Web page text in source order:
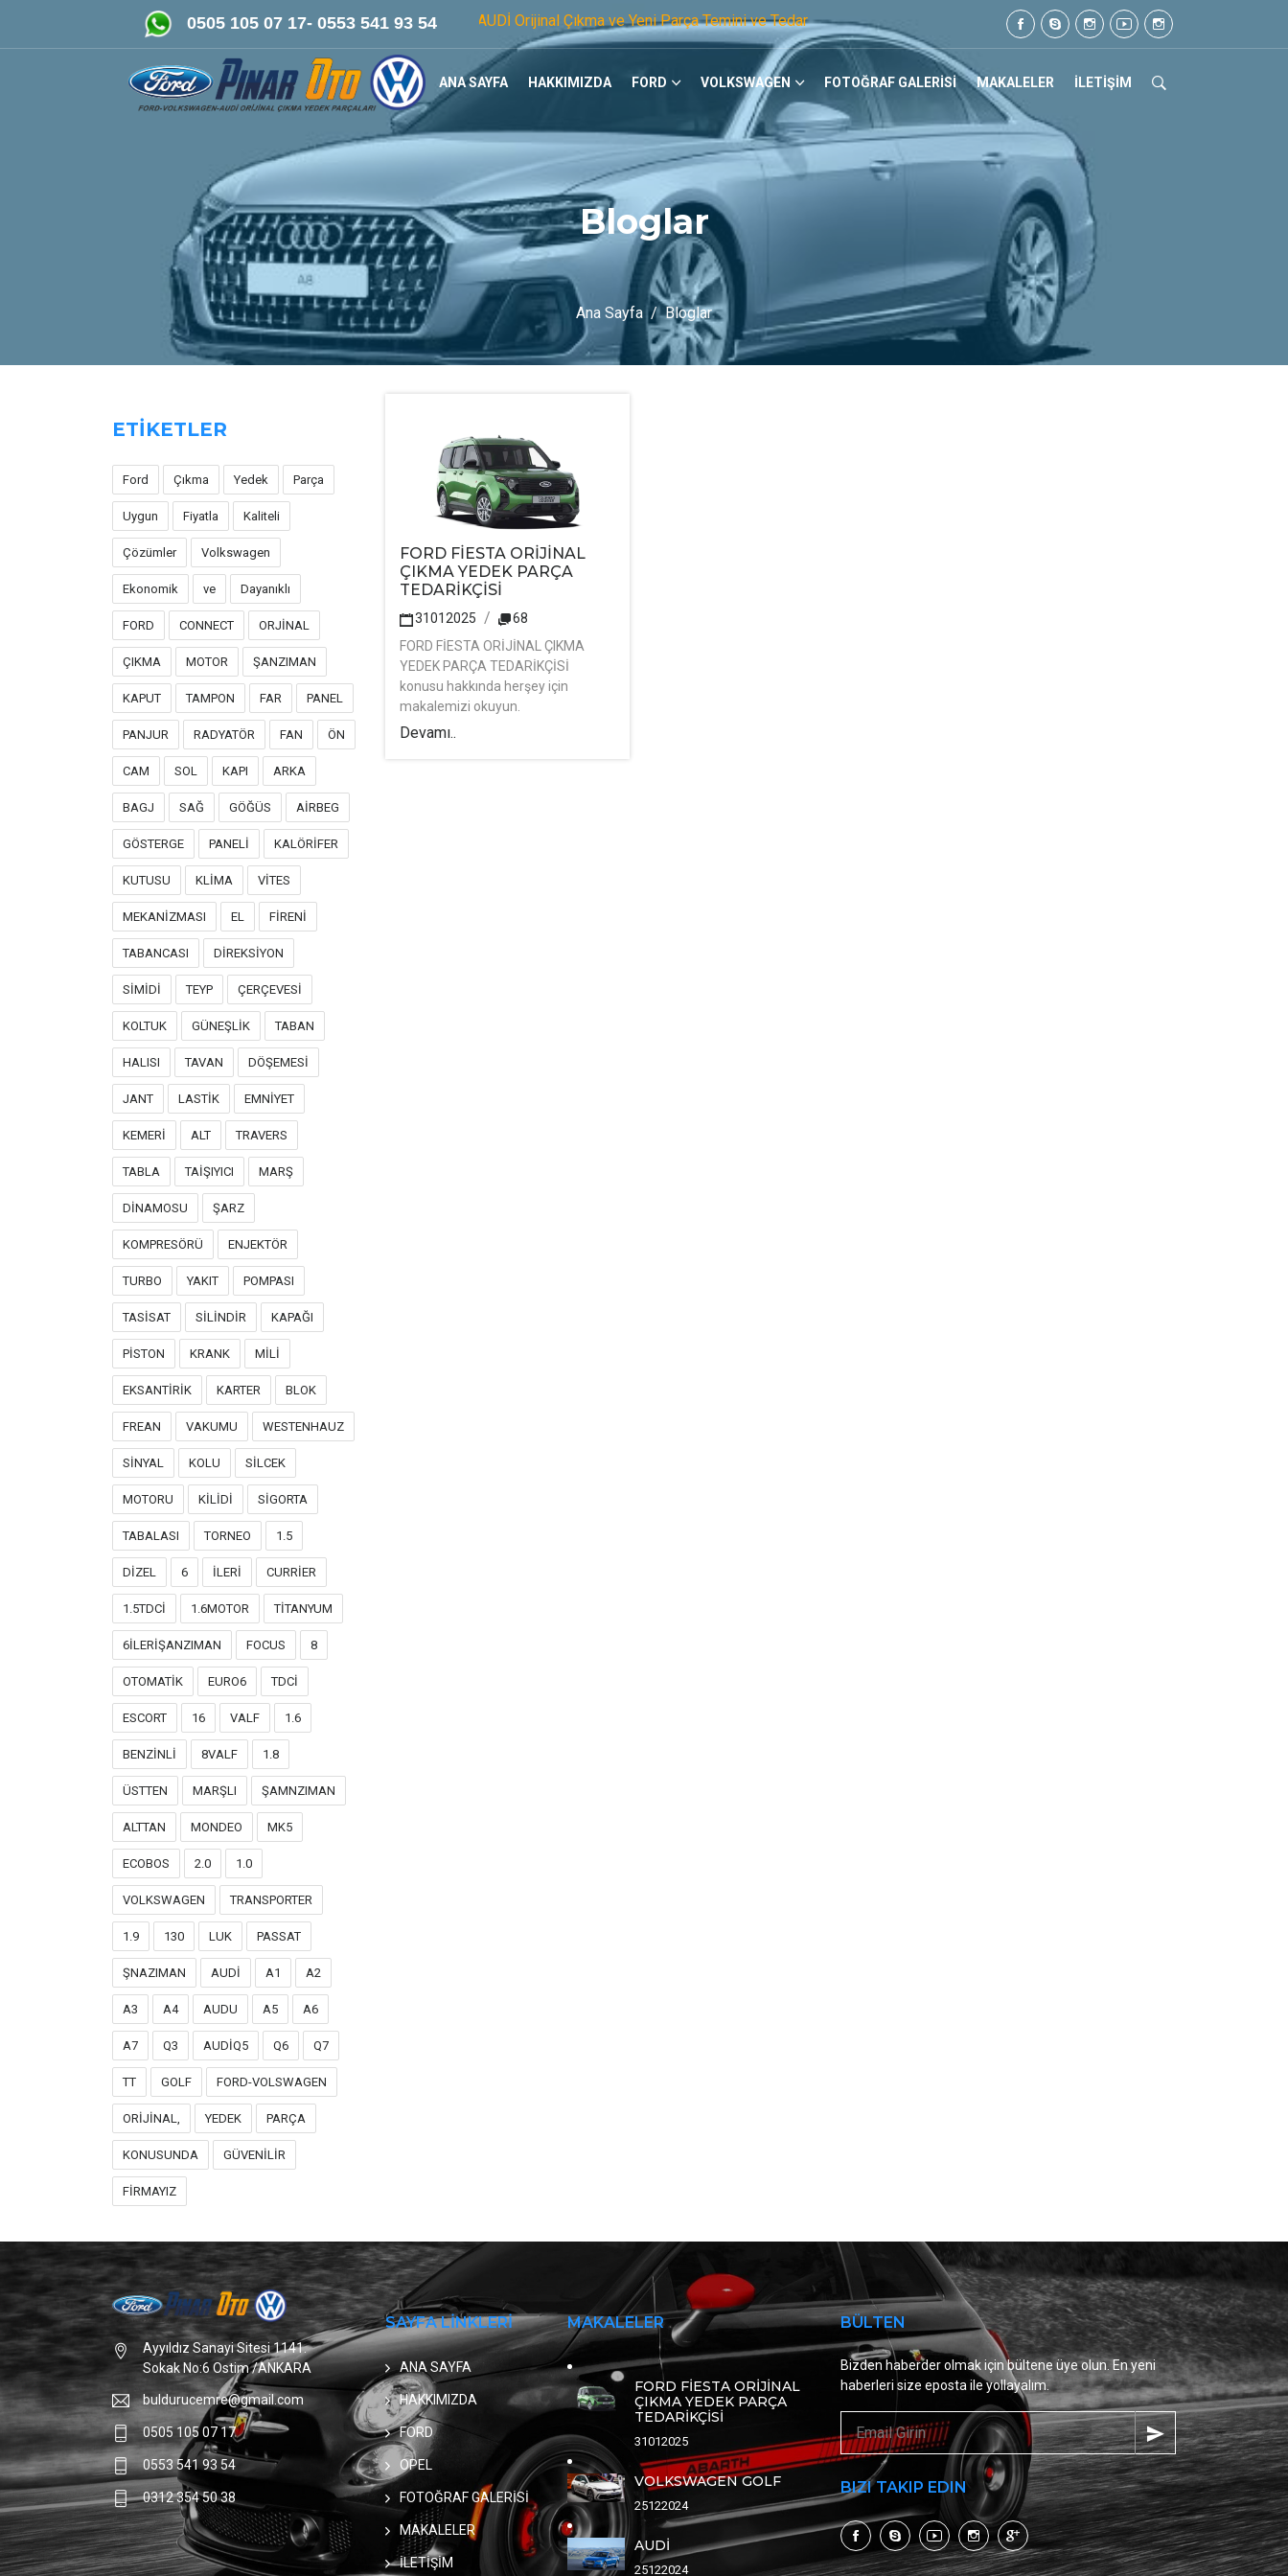
0505 105 07 17- 0553 541 93 54
FORD-VOLKSWAGEN- AUDİ Orijinal Çıkma ve Yeni Parça Temini ve Tedariğinde Öncü Firmayız. Tel: 0505 105 07 17
ANA SAYFA HAKKIMIZDA FORD VOLKSWAGEN FOTOĞRAF GALERİSİ MAKALELER İLETİŞİM
Bloglar
Ana Sayfa Bloglar
FORD FİESTA ORİJİNAL
ÇIKMA YEDEK PARÇA
TEDARİKÇİSİ
31012025
68
FORD FİESTA ORİJİNAL ÇIKMA
YEDEK PARÇA TEDARİKÇİSİ
konusu hakkında herşey için
makalemizi okuyun.
Devamı..
ETİKETLER
Ford Çıkma Yedek Parça
Uygun Fiyatla Kaliteli
Çözümler Volkswagen
Ekonomik ve Dayanıklı
FORD CONNECT ORJİNAL
ÇIKMA MOTOR ŞANZIMAN
KAPUT TAMPON FAR PANEL
PANJUR RADYATÖR FAN ÖN
CAM SOL KAPI ARKA
BAGJ SAĞ GÖĞÜS AİRBEG
GÖSTERGE PANELİ KALÖRİFER
KUTUSU KLİMA VİTES
MEKANİZMASI EL FİRENİ
TABANCASI DİREKSİYON
SİMİDİ TEYP ÇERÇEVESİ
KOLTUK GÜNEŞLİK TABAN
HALISI TAVAN DÖŞEMESİ
JANT LASTİK EMNİYET
KEMERİ ALT TRAVERS
TABLA TAİŞIYICI MARŞ
DİNAMOSU ŞARZ
KOMPRESÖRÜ ENJEKTÖR
TURBO YAKIT POMPASI
TASİSAT SİLİNDİR KAPAĞI
PİSTON KRANK MİLİ
EKSANTİRİK KARTER BLOK
FREAN VAKUMU WESTENHAUZ
SİNYAL KOLU SİLCEK
MOTORU KİLİDİ SİGORTA
TABALASI TORNEO 1.5
DİZEL 6 İLERİ CURRİER
1.5TDCİ 1.6MOTOR TİTANYUM
6İLERİŞANZIMAN FOCUS 8
OTOMATİK EURO6 TDCİ
ESCORT 16 VALF 1.6
BENZİNLİ 8VALF 1.8
ÜSTTEN MARŞLI ŞAMNZIMAN
ALTTAN MONDEO MK5
ECOBOS 2.0 1.0
VOLKSWAGEN TRANSPORTER
1.9 130 LUK PASSAT
ŞNAZIMAN AUDİ A1 A2
A3 A4 AUDU A5 A6
A7 Q3 AUDİQ5 Q6 Q7
TT GOLF FORD-VOLSWAGEN
ORİJİNAL, YEDEK PARÇA
KONUSUNDA GÜVENİLİR
FİRMAYIZ
Ayyıldız Sanayi Sitesi 1141.
Sokak No:6 Ostim /ANKARA
buldurucemre@gmail.com
0505 105 07 17
0553 541 93 54
0312 354 50 38
SAYFA LİNKLERİ
ANA SAYFA
HAKKIMIZDA
FORD
OPEL
FOTOĞRAF GALERİSİ
MAKALELER
İLETİŞİM
MAKALELER
FORD FİESTA ORİJİNAL
ÇIKMA YEDEK PARÇA
TEDARİKÇİSİ
31012025
VOLKSWAGEN GOLF
25122024
AUDİ
25122024
BÜLTEN
Bizden haberder olmak için bültene üye olun. En yeni
haberleri size eposta ile yollayalım.
BIZI TAKIP EDIN